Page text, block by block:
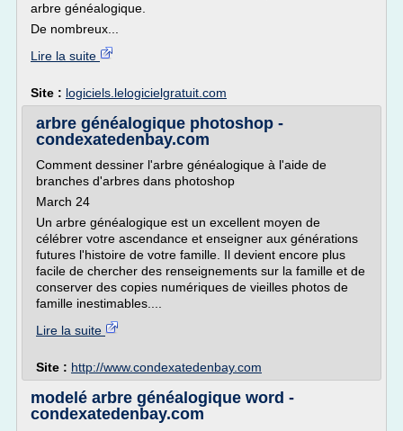
arbre généalogique.
De nombreux...
Lire la suite
Site : logiciels.lelogicielgratuit.com
arbre généalogique photoshop -
condexatedenbay.com
Comment dessiner l'arbre généalogique à l'aide de
branches d'arbres dans photoshop
March 24
Un arbre généalogique est un excellent moyen de
célébrer votre ascendance et enseigner aux générations
futures l'histoire de votre famille. Il devient encore plus
facile de chercher des renseignements sur la famille et de
conserver des copies numériques de vieilles photos de
famille inestimables....
Lire la suite
Site : http://www.condexatedenbay.com
modelé arbre généalogique word -
condexatedenbay.com